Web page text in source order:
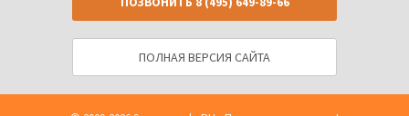
ПОЛНАЯ ВЕРСИЯ САЙТА